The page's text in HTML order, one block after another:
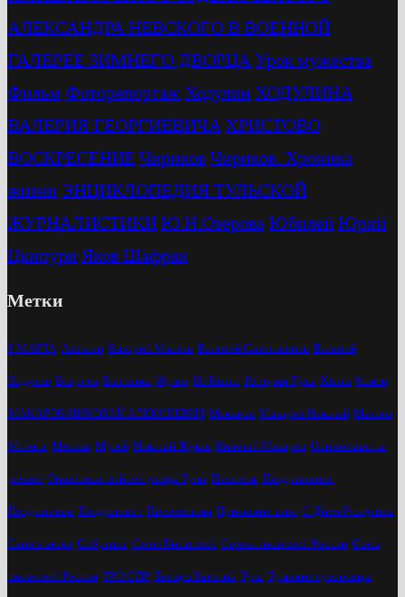
АЛЕКСАНДРА НЕВСКОГО В ВОЕННОЙ
ГАЛЕРЕЕ ЗИМНЕГО ДВОРЦА Урок мужества
Фильм Фоторепортаж Ходулин ХОДУЛИНА
ВАЛЕРИЯ ГЕОРГИЕВИЧА ХРИСТОВО
ВОСКРЕСЕНИЕ Чириков Чириков. Хроника
жизни ЭНЦИКЛОПЕДИЯ ТУЛЬСКОЙ
ЖУРНАЛИСТИКИ Ю.Н.Озерова Юбилей Юрий
Цкипури Яков Шафран
Метки
8 МАРТА Алексин Валерий Маслов Валерий Савостьянов Валерий
Ходулин Встреча Выставка Жуков Из Книги История Тулы Книга Книги
МАКАРОВ НИКОЛАЙ АЛЕКСЕЕВИЧ Макаров Макаров Николай Маслов
Митинг Москва Музей Николай Жуков Николай Макаров Они воевали за
речкой Опалённые войной улицы Тулы Писатель Поздравление
Поздравляем Поздравляет Презентация Приокские зори С Днём Рождения
Савостьянов Собрание Союз Писателей Союза писателей России Союз
писателей России ТРО СПР Трещев Евгений Тула Тульские суворовцы